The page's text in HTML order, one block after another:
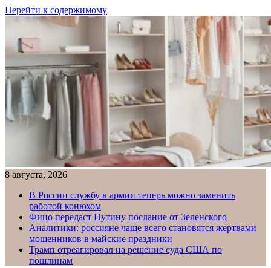
Перейти к содержимому
8 августа, 2026
В России службу в армии теперь можно заменить
работой конюхом
Фицо передаст Путину послание от Зеленского
Аналитики: россияне чаще всего становятся жертвами
мошенников в майские праздники
Трамп отреагировал на решение суда США по
пошлинам